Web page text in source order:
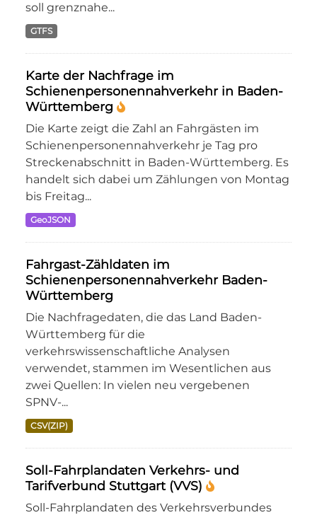
soll grenznahe...
GTFS
Karte der Nachfrage im
Schienenpersonennahverkehr in Baden-
Württemberg
Die Karte zeigt die Zahl an Fahrgästen im
Schienenpersonennahverkehr je Tag pro
Streckenabschnitt in Baden-Württemberg. Es
handelt sich dabei um Zählungen von Montag
bis Freitag...
GeoJSON
Fahrgast-Zähldaten im
Schienenpersonennahverkehr Baden-
Württemberg
Die Nachfragedaten, die das Land Baden-
Württemberg für die
verkehrswissenschaftliche Analysen
verwendet, stammen im Wesentlichen aus
zwei Quellen: In vielen neu vergebenen
SPNV-...
CSV(ZIP)
Soll-Fahrplandaten Verkehrs- und
Tarifverbund Stuttgart (VVS)
Soll-Fahrplandaten des Verkehrsverbundes